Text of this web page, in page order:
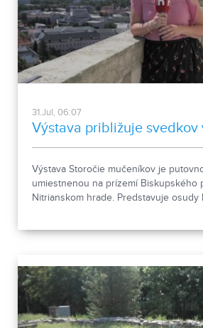
31.Jul, 06:07
Výstava približuje svedkov
Výstava Storočie mučeníkov je
umiestnenou na prízemí Biskupského
Nitrianskom hrade. Predstavuje osudy